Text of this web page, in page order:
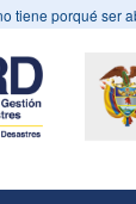
tiene porqué ser